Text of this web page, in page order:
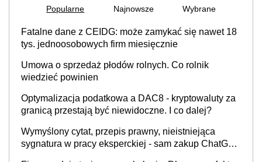
Popularne Najnowsze Wybrane
Fatalne dane z CEIDG: może zamykać się nawet 18
tys. jednoosobowych firm miesięcznie
Umowa o sprzedaż płodów rolnych. Co rolnik
wiedzieć powinien
Optymalizacja podatkowa a DAC8 - kryptowaluty za
granicą przestają być niewidoczne. I co dalej?
Wymyślony cytat, przepis prawny, nieistniejąca
sygnatura w pracy eksperckiej - sam zakup ChatGPT